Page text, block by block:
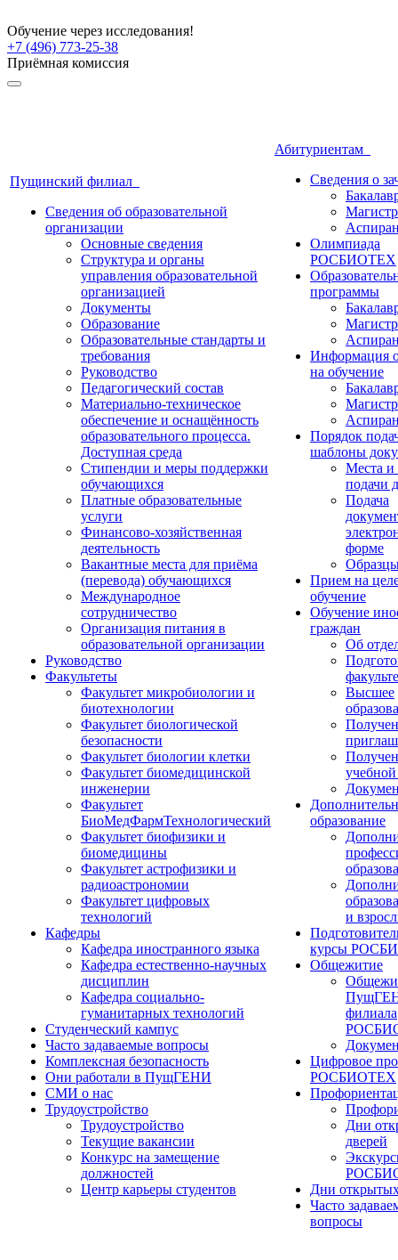
Обучение через исследования!
+7 (496) 773-25-38
Приёмная комиссия
Пущинский филиал
Сведения об образовательной
организации
Основные сведения
Структура и органы
управления образовательной
организацией
Документы
Образование
Образовательные стандарты и
требования
Руководство
Педагогический состав
Материально-техническое
обеспечение и оснащённость
образовательного процесса.
Доступная среда
Стипендии и меры поддержки
обучающихся
Платные образовательные
услуги
Финансово-хозяйственная
деятельность
Вакантные места для приёма
(перевода) обучающихся
Международное
сотрудничество
Организация питания в
образовательной организации
Руководство
Факультеты
Факультет микробиологии и
биотехнологии
Факультет биологической
безопасности
Факультет биологии клетки
Факультет биомедицинской
инженерии
Факультет
БиоМедФармТехнологический
Факультет биофизики и
биомедицины
Факультет астрофизики и
радиоастрономии
Факультет цифровых
технологий
Кафедры
Кафедра иностранного языка
Кафедра естественно-научных
дисциплин
Кафедра социально-
гуманитарных технологий
Студенческий кампус
Часто задаваемые вопросы
Комплексная безопасность
Они работали в ПущГЕНИ
СМИ о нас
Трудоустройство
Трудоустройство
Текущие вакансии
Конкурс на замещение
должностей
Центр карьеры студентов
Абитуриентам
Сведения о
Олимпиада
РОСБИОТЕХ
программы
Информация
на обучение
Порядок
шаблоны
Места и
подачи
Подача
форме
Прием на
обучение
Обучение
граждан
Об
Высшее
образование
и
курсы
Общежитие
филиала
Цифровое
РОСБИОТЕХ
Дни
дверей
Дни
Часто
вопросы